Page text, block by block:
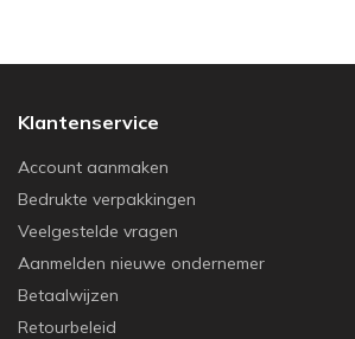
Klantenservice
Account aanmaken
Bedrukte verpakkingen
Veelgestelde vragen
Aanmelden nieuwe ondernemer
Betaalwijzen
Retourbeleid